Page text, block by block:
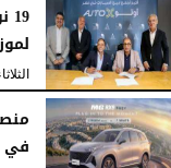
الثلاثاء، 4
في